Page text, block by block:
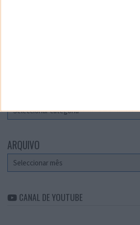
ARQUIVO
Arquivo
CANAL DE YOUTUBE